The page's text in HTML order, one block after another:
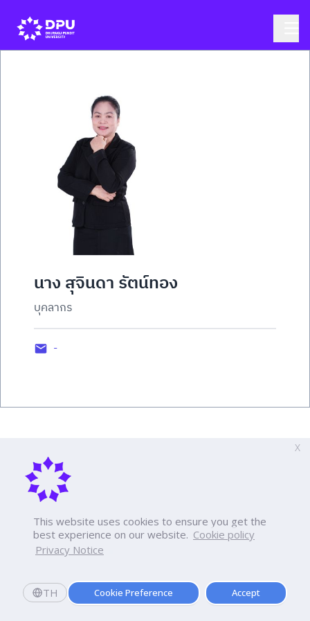
This website uses cookies to ensure you get the
best experience on our website. Cookie policy
Privacy Notice
TH Cookie Preference Accept
X
นาง สุจินดา รัตน์ทอง
บุคลากร
-